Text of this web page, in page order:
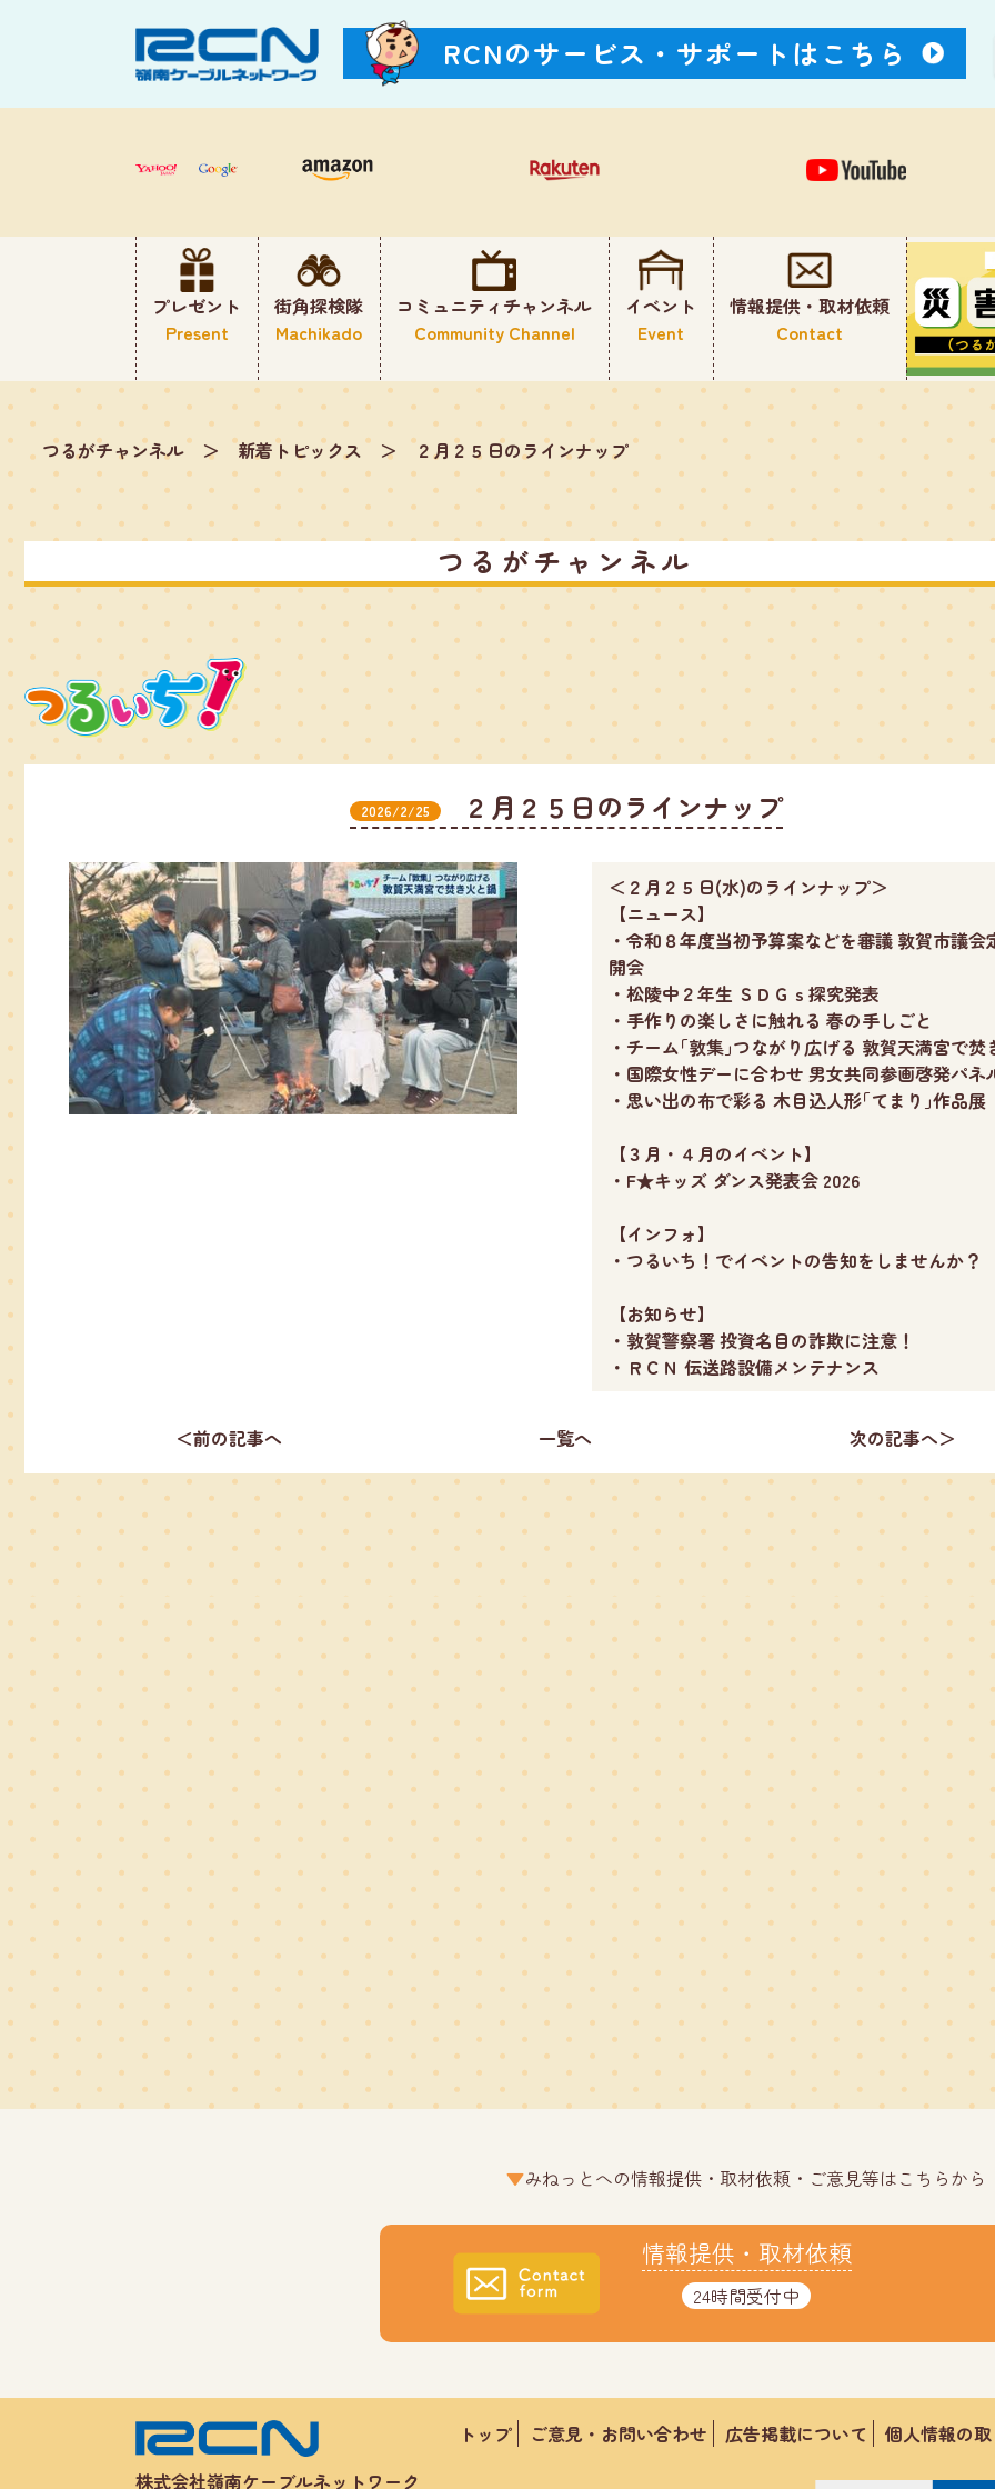
RCNのサービス・ サポートはこちら
プレゼント
Present
街角探検隊
Machikado
コミュニティチャンネル
Community Channel
イベント
Event
情報提供・取材依頼
Contact
つるがチャンネル ＞ 新着トピックス ＞ ２月２５日のラインナップ
つるがチャンネル
2026/2/25 ２月２５日のラインナップ
＜２月２５日(水)のラインナップ＞
【ニュース】
・令和８年度当初予算案などを審議 敦賀市議会
開会
・松陵中２年生 ＳＤＧｓ探究発表
・手作りの楽しさに触れる 春の手しごと
・チーム｢敦集｣つながり広げる 敦賀天満宮で焚
・国際女性デーに合わせ 男女共同参画啓発パネ
・思い出の布で彩る 木目込人形｢てまり｣作品展
【３月・４月のイベント】
・F★キッズ ダンス発表会 2026
【インフォ】
・つるいち！でイベントの告知をしませんか？
【お知らせ】
・敦賀警察署 投資名目の詐欺に注意！
・ＲＣＮ 伝送路設備メンテナンス
＜前の記事へ 一覧へ 次の記事へ＞
みねっとへの情報提供・取材依頼・ご意見等はこちらから
情報提供・取材依頼
24時間受付中
株式会社嶺南ケーブルネットワーク
トップ ご意見・お問い合わせ 広告掲載について 個人情報の